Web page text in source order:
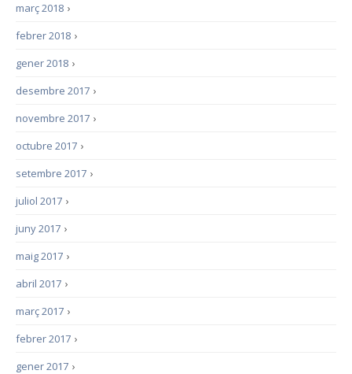
›
març 2018
›
febrer 2018
›
gener 2018
›
desembre 2017
›
novembre 2017
›
octubre 2017
›
setembre 2017
›
juliol 2017
›
juny 2017
›
maig 2017
›
abril 2017
›
març 2017
›
febrer 2017
›
gener 2017